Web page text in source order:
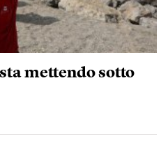
mettendo sotto